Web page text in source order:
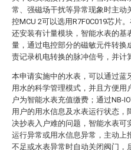
常、强磁场干扰等异常现象时主动
控MCU 2可以选用R7F0C019芯片
还安装有计量模块，智能水表的基
量，通过电控部分的磁敏元件转换
责记录机电转换的脉冲信号，并计
本申请实施中的水表，可以通过蓝
用水的科学管理模式，并且方便用
户为智能水表充值缴费；通过NB-
用户的用水信息及水表运行状态，
决抄表入户难的问题，智能水表可
运行异常或用水信息异常，主动上
不足或水表异常时自动关闭阀门，